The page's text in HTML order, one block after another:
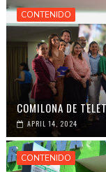
CONTENIDO
COMILONA DE
APRIL 14, 2024
CONTENIDO